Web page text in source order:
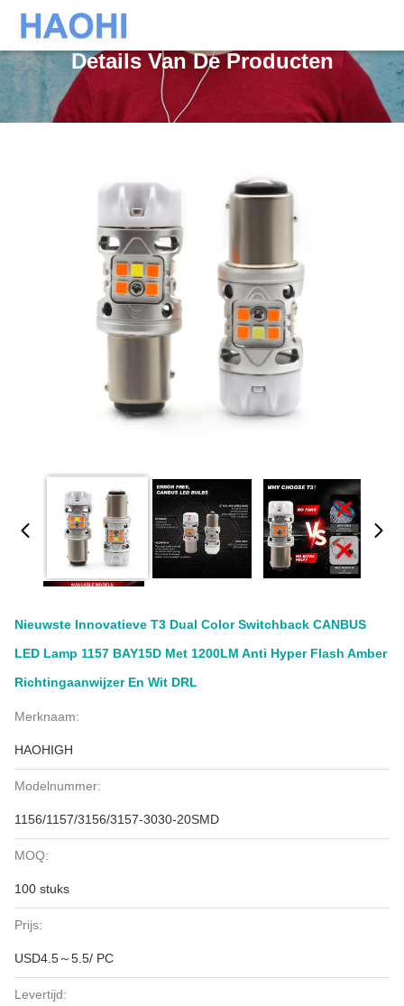
Details Van De Producten
Nieuwste Innovatieve T3 Dual Color Switchback CANBUS
LED Lamp 1157 BAY15D Met 1200LM Anti Hyper Flash Amber
Richtingaanwijzer En Wit DRL
Merknaam:
HAOHIGH
Modelnummer:
1156/1157/3156/3157-3030-20SMD
MOQ:
100 stuks
Prijs:
USD4.5～5.5/ PC
Levertijd: